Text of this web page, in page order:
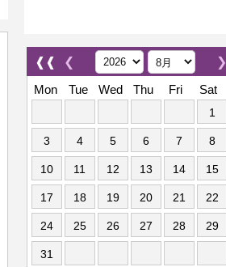
❰❰ ❮
❯
Mon
Tue Wed Thu Fri Sat
1
3 4 5 6 7 8
10 11 12 13 14 15
17 18 19 20 21 22
24 25 26 27 28 29
31